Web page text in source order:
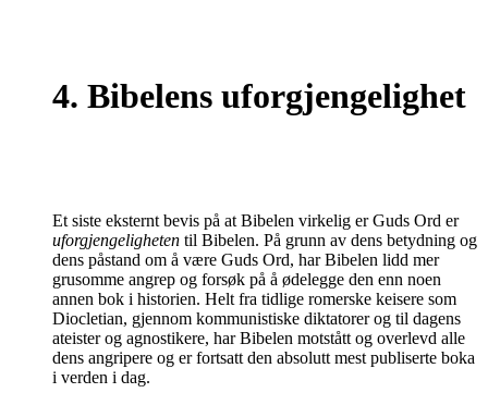
4. Bibelens uforgjengelighet
Et siste eksternt bevis på at Bibelen virkelig er Guds Ord er
uforgjengeligheten til Bibelen. På grunn av dens betydning og
dens påstand om å være Guds Ord, har Bibelen lidd mer
grusomme angrep og forsøk på å ødelegge den enn noen
annen bok i historien. Helt fra tidlige romerske keisere som
Diocletian, gjennom kommunistiske diktatorer og til dagens
ateister og agnostikere, har Bibelen motstått og overlevd alle
dens angripere og er fortsatt den absolutt mest publiserte boka
i verden i dag.